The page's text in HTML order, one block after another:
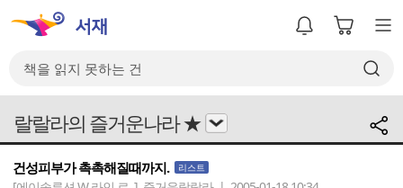
랄랄라의 즐거운나라 ★
건성피부가 촉촉해질때까지. 리스트